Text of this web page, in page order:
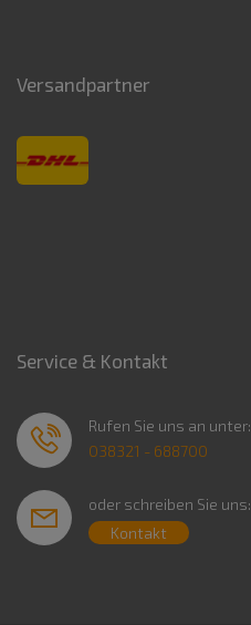
Versandpartner
Service & Kontakt
Rufen Sie uns an unter:
038321 - 688700
oder schreiben Sie uns:
Kontakt